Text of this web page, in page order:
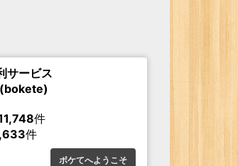
サービス
(bokete)
件
件
ボケてへようこそ